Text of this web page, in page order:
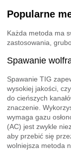
Popularne
Każda metoda ma
zastosowania,
Spawanie
Spawanie TIG
wysokiej jakości,
do cieńszych
znaczenie.
wymaga gazu
(AC) jest zwykle
aby przebić się
wolniejsza metoda